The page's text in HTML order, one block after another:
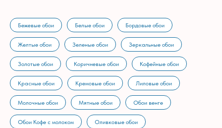
Бежевые обои Белые обои Бордовые обои
Желтые обои Зеленые обои Зеркальные обои
Золотые обои Коричневые обои Кофейные обои
Красные обои Кремовые обои Лиловые обои
Молочные обои Мятные обои Обои венге
Обои Кофе с молоком Оливковые обои